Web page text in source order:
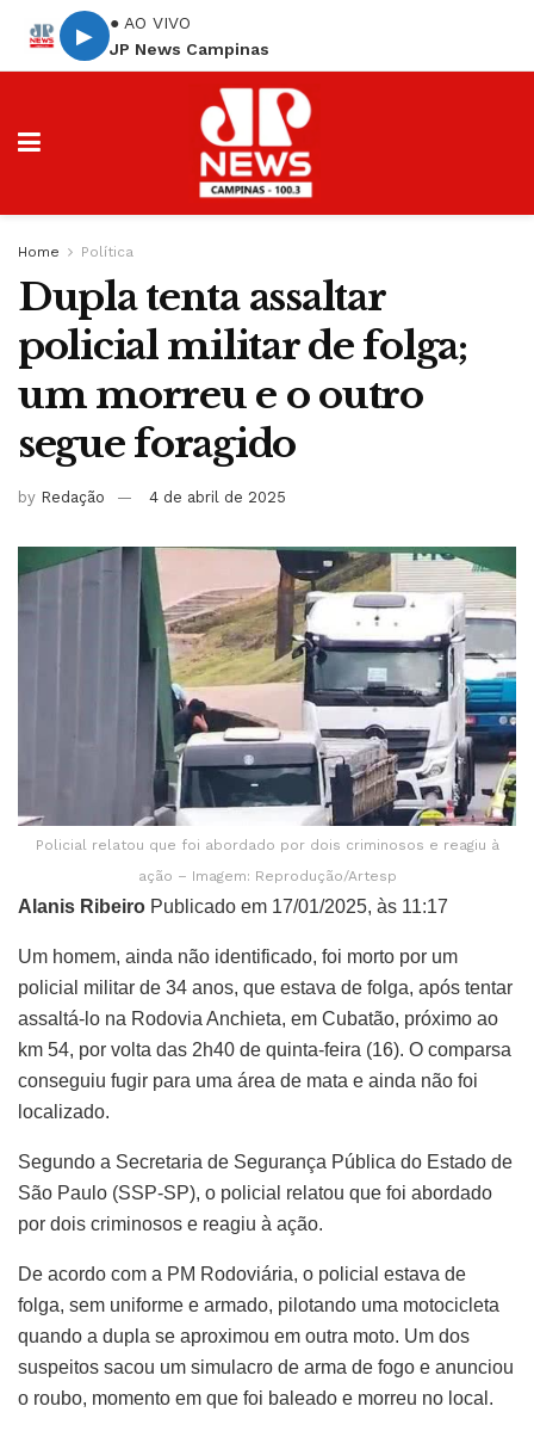
▶
● AO VIVO
JP News Campinas
Home Política
Dupla tenta assaltar
policial militar de folga;
um morreu e o outro
segue foragido
by Redação 4 de abril de 2025
Policial relatou que foi abordado por dois criminosos e reagiu à
ação – Imagem: Reprodução/Artesp
Alanis Ribeiro Publicado em 17/01/2025, às 11:17
Um homem, ainda não identificado, foi morto por um
policial militar de 34 anos, que estava de folga, após tentar
assaltá-lo na Rodovia Anchieta, em Cubatão, próximo ao
km 54, por volta das 2h40 de quinta-feira (16). O comparsa
conseguiu fugir para uma área de mata e ainda não foi
localizado.
Segundo a Secretaria de Segurança Pública do Estado de
São Paulo (SSP-SP), o policial relatou que foi abordado
por dois criminosos e reagiu à ação.
De acordo com a PM Rodoviária, o policial estava de
folga, sem uniforme e armado, pilotando uma motocicleta
quando a dupla se aproximou em outra moto. Um dos
suspeitos sacou um simulacro de arma de fogo e anunciou
o roubo, momento em que foi baleado e morreu no local.